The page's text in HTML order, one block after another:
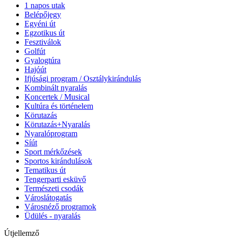
1 napos utak
Belépőjegy
Egyéni út
Egzotikus út
Fesztiválok
Golfút
Gyalogtúra
Hajóút
Ifjúsági program / Osztálykirándulás
Kombinált nyaralás
Koncertek / Musical
Kultúra és történelem
Körutazás
Körutazás+Nyaralás
Nyaralóprogram
Síút
Sport mérkőzések
Sportos kirándulások
Tematikus út
Tengerparti esküvő
Természeti csodák
Városlátogatás
Városnéző programok
Üdülés - nyaralás
Útjellemző